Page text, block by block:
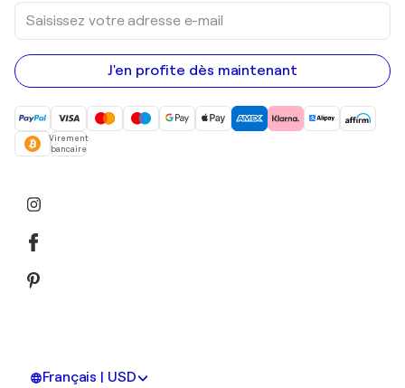
Saisissez
votre
adresse
e-
mail
J'en profite dès maintenant
Virement
bancaire
Français | USD